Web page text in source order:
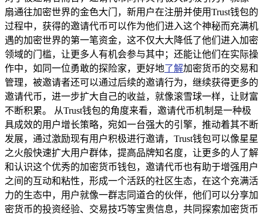
扇通往加密世界的金色大门，新用户在注册并使用Trust钱包的
过程中，获得的邀请代币可以作为他们进入这个神秘而充满机
遇的加密世界的第一笔资金，这不仅大大降低了他们进入加密
领域的门槛，让更多人有机会参与其中；还能让他们在实际操
作中，如同一位勇敢的探险家，更好地了解加密货币的交易和
管理，被邀请者还可以通过后续的邀请行为，继续获得更多的
邀请代币，进一步扩大自己的收益，就像滚雪球一样，让财富
不断积累。 从Trust钱包的角度来看，邀请代币机制是一种极
具成效的用户增长策略，宛如一台强大的引擎，推动着其不断
发展，通过激励现有用户积极进行邀请，Trust钱包可以像星星
之火般快速扩大用户群体，提高品牌知名度，让更多的人了解
和认识这个优秀的加密货币钱包，邀请代币也有助于增强用户
之间的互动和粘性，形成一个活跃的社区生态，在这个充满活
力的生态中，用户就像一群志同道合的伙伴，他们可以分享加
密货币的投资经验、交易技巧等宝贵信息，共同探索加密货币